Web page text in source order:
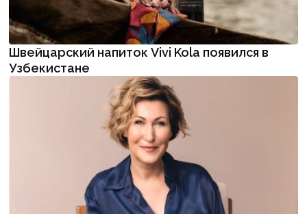
Швейцарский напиток Vivi Kola появился в
Узбекистане